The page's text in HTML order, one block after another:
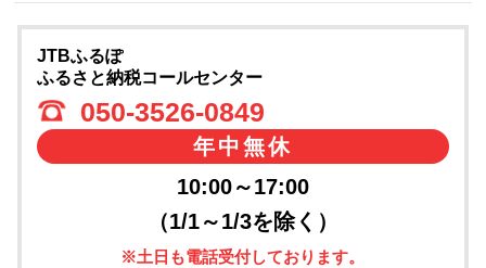
JTBふるぽ
ふるさと納税コールセンター
050-3526-0849
年中無休
10:00～17:00
（1/1～1/3を除く）
※土日も電話受付しております。